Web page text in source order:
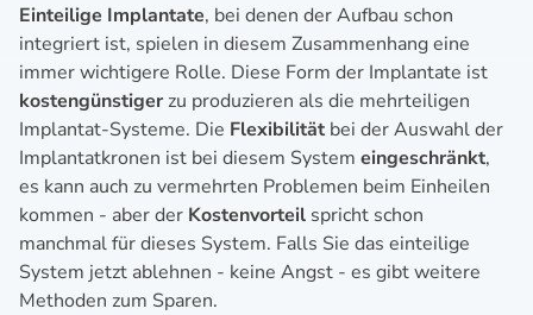
Einteilige Implantate, bei denen der Aufbau schon
integriert ist, spielen in diesem Zusammenhang eine
immer wichtigere Rolle. Diese Form der Implantate ist
kostengünstiger zu produzieren als die mehrteiligen
Implantat-Systeme. Die Flexibilität bei der Auswahl der
Implantatkronen ist bei diesem System eingeschränkt,
es kann auch zu vermehrten Problemen beim Einheilen
kommen - aber der Kostenvorteil spricht schon
manchmal für dieses System. Falls Sie das einteilige
System jetzt ablehnen - keine Angst - es gibt weitere
Methoden zum Sparen.